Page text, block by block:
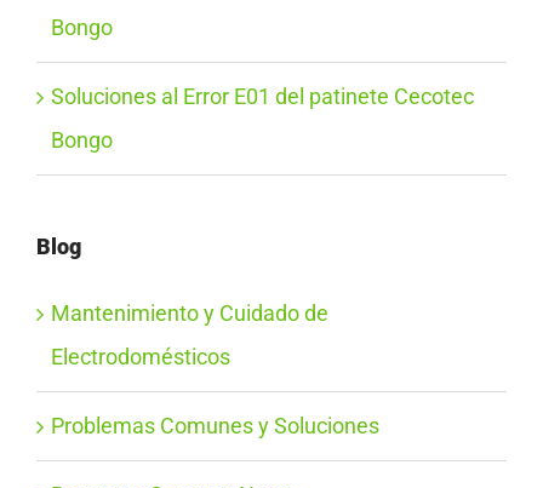
Bongo
Soluciones al Error E01 del patinete Cecotec
Bongo
Blog
Mantenimiento y Cuidado de
Electrodomésticos
Problemas Comunes y Soluciones